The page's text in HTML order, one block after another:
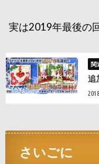
実は2019年最後の
追
さいごに